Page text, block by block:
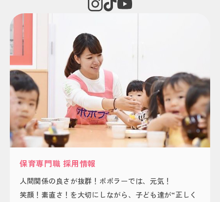
保育専門職 採用情報
人間関係の良さが抜群！ポポラーでは、元気！
笑顔！素直さ！を大切にしながら、子ども達が“正しく